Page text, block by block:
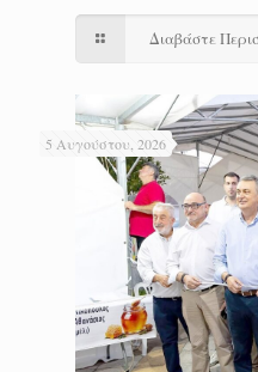
Διαβάστε
5 Αυγούστου, 2026